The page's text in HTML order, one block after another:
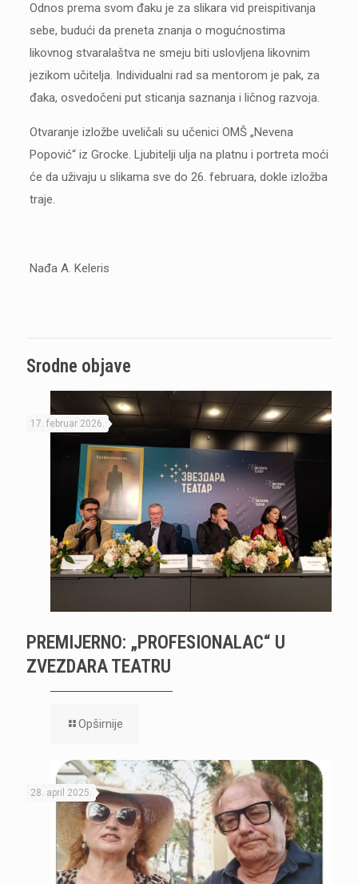
Odnos prema svom đaku je za slikara vid preispitivanja
sebe, budući da preneta znanja o mogućnostima
likovnog stvaralaštva ne smeju biti uslovljena likovnim
jezikom učitelja. Individualni rad sa mentorom je pak, za
đaka, osvedočeni put sticanja saznanja i ličnog razvoja.
Otvaranje izložbe uveličali su učenici OMŠ „Nevena
Popović“ iz Grocke. Ljubitelji ulja na platnu i portreta moći
će da uživaju u slikama sve do 26. februara, dokle izložba
traje.
Nađa A. Keleris
Srodne objave
17. februar 2026.
PREMIJERNO: „PROFESIONALAC“ U
ZVEZDARA TEATRU
Opširnije
28. april 2025.